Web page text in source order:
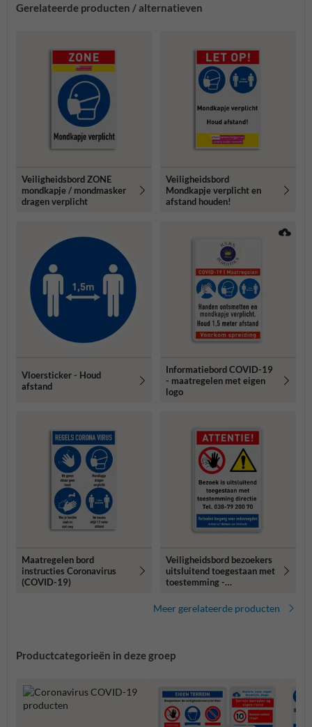
Gerelateerde producten / alternatieven
Veiligheidsbord ZONE
mondkapje / mondmasker
dragen verplicht
Veiligheidsbord
Mondkapje verplicht en
afstand houden!
Vloersticker - Houd
afstand
Informatiebord COVID-19
- maatregelen met eigen
logo
Maatregelen bord
instructies Coronavirus
(COVID-19)
Veiligheidsbord bezoekers
uitsluitend toegestaan met
toestemming -
Meer gerelateerde producten
Productcategorieën in deze groep